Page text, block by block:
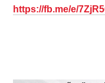
https://fb.me/e/